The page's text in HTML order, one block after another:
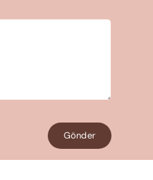
Gönder